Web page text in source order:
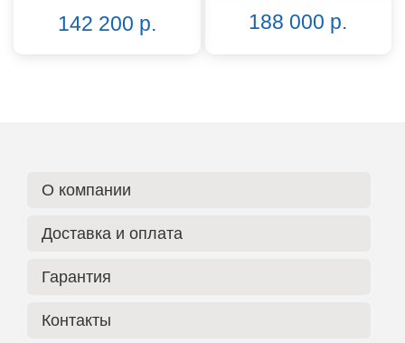
142 200 р. 188 000 р.
О компании
Доставка и оплата
Гарантия
Контакты